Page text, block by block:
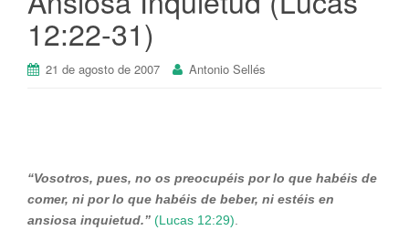
12:22-31)
21 de agosto de 2007 Antonio Sellés
“Vosotros, pues, no os preocupéis por lo que habéis de
comer, ni por lo que habéis de beber, ni estéis en
ansiosa inquietud.” (Lucas 12:29)